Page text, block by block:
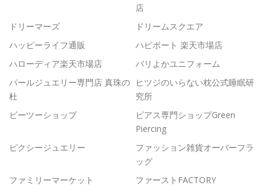
店
ドリーマーズ
ドリームスクエア
ハッピーライフ通販
ハピポート 楽天市場店
ハローディア楽天市場店
バリよかユニフォーム
パールジュエリー専門店 真珠の
杜
ヒツジのいらない枕公式睡眠研
究所
ビーツーショップ
ピアス専門ショップGreen
Piercing
ピクシージュエリー
ファッション雑貨オーバーフラ
ッグ
ファミリーマーケット
ファーストFACTORY